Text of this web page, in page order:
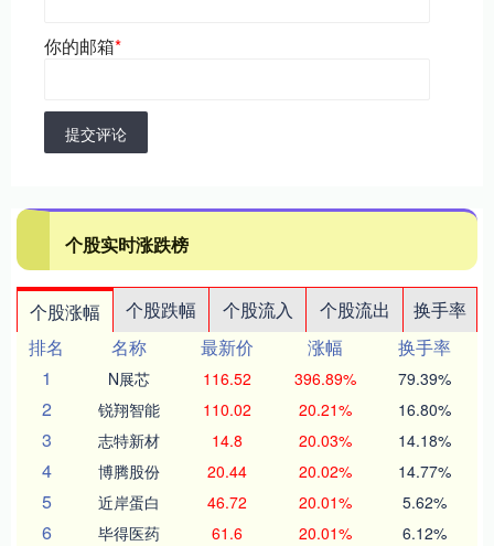
你的邮箱*
提交评论
个股实时涨跌榜
个股涨幅 个股跌幅 个股流入 个股流出
换手率
排名
名称 最新价 涨幅
换手率
1
N展芯 116.52 396.89% 79.39%
2 锐翔智能 110.02 20.21% 16.80%
3 志特新材 14.8 20.03% 14.18%
4 博腾股份 20.44 20.02% 14.77%
5 近岸蛋白 46.72 20.01% 5.62%
6 毕得医药 61.6 20.01% 6.12%